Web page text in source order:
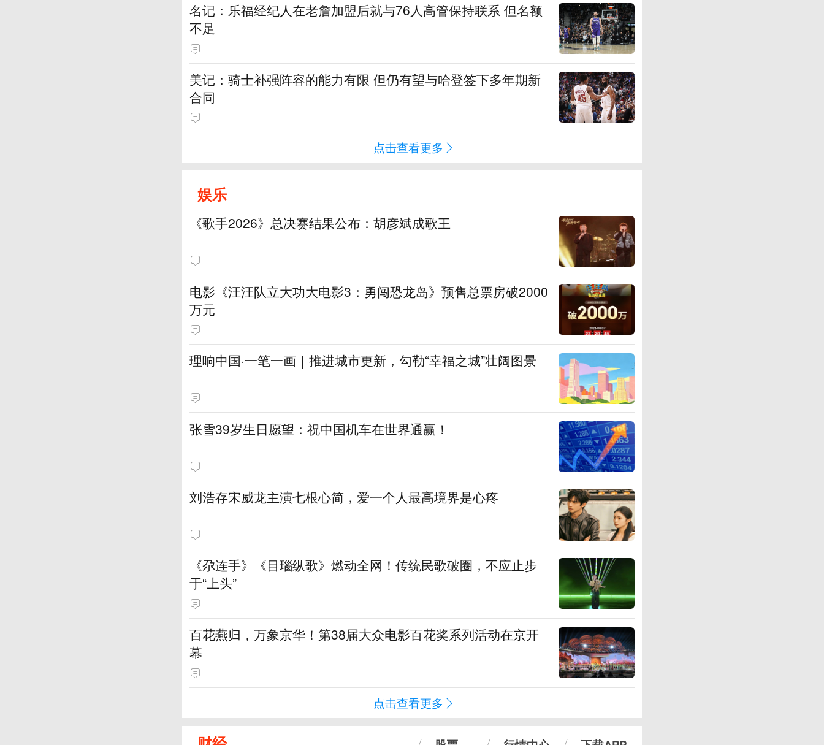
名记：乐福经纪人在老詹加盟后就与76人高管保持联系 但名额
不足
美记：骑士补强阵容的能力有限 但仍有望与哈登签下多年期新
合同
点击查看更多
娱乐
《歌手2026》总决赛结果公布：胡彦斌成歌王
电影《汪汪队立大功大电影3：勇闯恐龙岛》预售总票房破2000
万元
理响中国·一笔一画｜推进城市更新，勾勒“幸福之城”壮阔图景
张雪39岁生日愿望：祝中国机车在世界通赢！
刘浩存宋威龙主演七根心简，爱一个人最高境界是心疼
《尕连手》《目瑙纵歌》燃动全网！传统民歌破圈，不应止步
于“上头”
百花燕归，万象京华！第38届大众电影百花奖系列活动在京开
幕
点击查看更多